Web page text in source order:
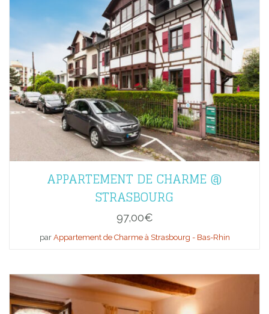
APPARTEMENT DE CHARME @
STRASBOURG
97,00€
par Appartement de Charme à Strasbourg - Bas-Rhin